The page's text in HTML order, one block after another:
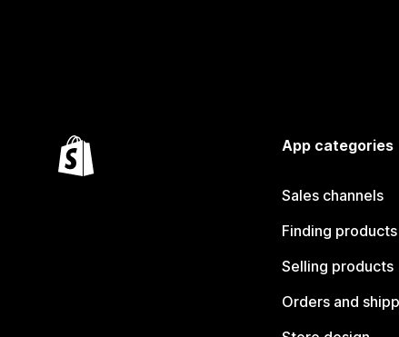
App categories
Sales channels
Finding products
Selling products
Orders and